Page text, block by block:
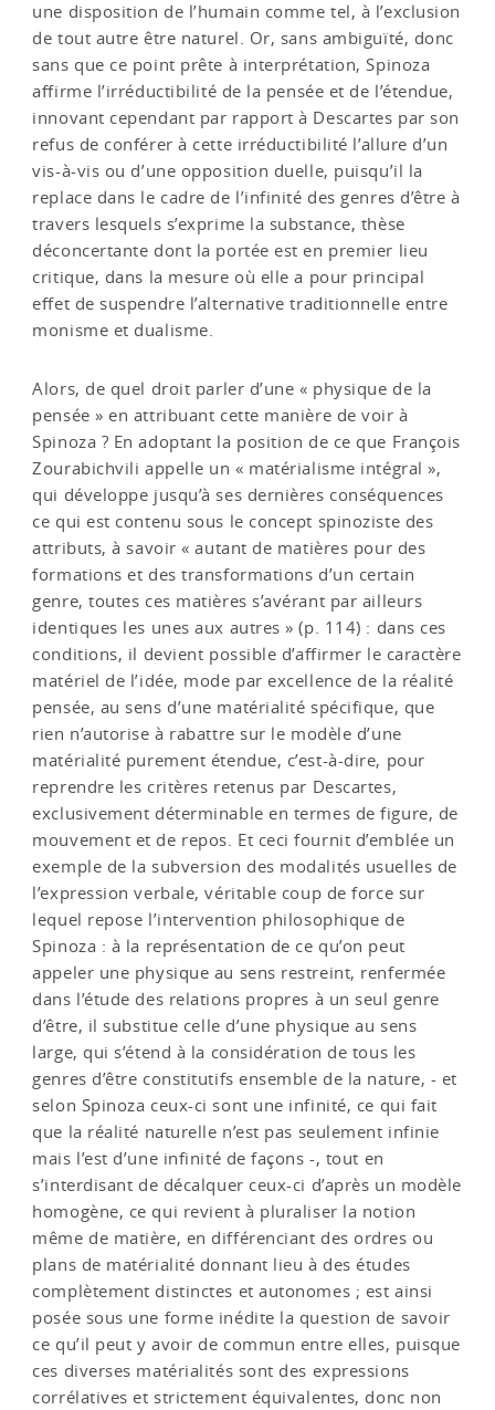
une disposition de l’humain comme tel, à l’exclusion
de tout autre être naturel. Or, sans ambiguïté, donc
sans que ce point prête à interprétation, Spinoza
affirme l’irréductibilité de la pensée et de l’étendue,
innovant cependant par rapport à Descartes par son
refus de conférer à cette irréductibilité l’allure d’un
vis-à-vis ou d’une opposition duelle, puisqu’il la
replace dans le cadre de l’infinité des genres d’être à
travers lesquels s’exprime la substance, thèse
déconcertante dont la portée est en premier lieu
critique, dans la mesure où elle a pour principal
effet de suspendre l’alternative traditionnelle entre
monisme et dualisme.
Alors, de quel droit parler d’une « physique de la
pensée » en attribuant cette manière de voir à
Spinoza ? En adoptant la position de ce que François
Zourabichvili appelle un « matérialisme intégral »,
qui développe jusqu’à ses dernières conséquences
ce qui est contenu sous le concept spinoziste des
attributs, à savoir « autant de matières pour des
formations et des transformations d’un certain
genre, toutes ces matières s’avérant par ailleurs
identiques les unes aux autres » (p. 114) : dans ces
conditions, il devient possible d’affirmer le caractère
matériel de l’idée, mode par excellence de la réalité
pensée, au sens d’une matérialité spécifique, que
rien n’autorise à rabattre sur le modèle d’une
matérialité purement étendue, c’est-à-dire, pour
reprendre les critères retenus par Descartes,
exclusivement déterminable en termes de figure, de
mouvement et de repos. Et ceci fournit d’emblée un
exemple de la subversion des modalités usuelles de
l’expression verbale, véritable coup de force sur
lequel repose l’intervention philosophique de
Spinoza : à la représentation de ce qu’on peut
appeler une physique au sens restreint, renfermée
dans l’étude des relations propres à un seul genre
d’être, il substitue celle d’une physique au sens
large, qui s’étend à la considération de tous les
genres d’être constitutifs ensemble de la nature, - et
selon Spinoza ceux-ci sont une infinité, ce qui fait
que la réalité naturelle n’est pas seulement infinie
mais l’est d’une infinité de façons -, tout en
s’interdisant de décalquer ceux-ci d’après un modèle
homogène, ce qui revient à pluraliser la notion
même de matière, en différenciant des ordres ou
plans de matérialité donnant lieu à des études
complètement distinctes et autonomes ; est ainsi
posée sous une forme inédite la question de savoir
ce qu’il peut y avoir de commun entre elles, puisque
ces diverses matérialités sont des expressions
corrélatives et strictement équivalentes, donc non